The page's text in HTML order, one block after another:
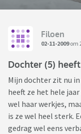
Filoen
02-11-2009om
Dochter (5)
Mijn dochter zit nu in
heeft ze het hele
wel haar werkjes,
is ze wel heel sterk.
gedrag wel eens